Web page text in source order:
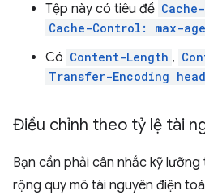
Tệp này có tiêu đề
Cache-Control: max-age
Có Content-Length ,
Transfer-Encoding
Điều chỉnh theo tỷ lệ tài
Bạn cần phải cân nhắc kỹ
rộng quy mô tài nguyên điện